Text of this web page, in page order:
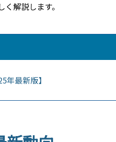
解説します。
最新版】